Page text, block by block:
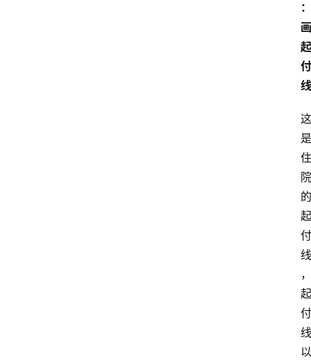
：
画
起
付
线
这
是
住
院
的
起
付
线
，
起
付
线
以